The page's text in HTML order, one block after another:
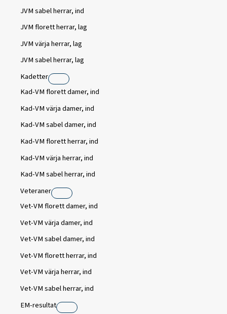
JVM sabel herrar, ind
JVM florett herrar, lag
JVM värja herrar, lag
JVM sabel herrar, lag
Kadetter
Kad-VM florett damer, ind
Kad-VM värja damer, ind
Kad-VM sabel damer, ind
Kad-VM florett herrar, ind
Kad-VM värja herrar, ind
Kad-VM sabel herrar, ind
Veteraner
Vet-VM florett damer, ind
Vet-VM värja damer, ind
Vet-VM sabel damer, ind
Vet-VM florett herrar, ind
Vet-VM värja herrar, ind
Vet-VM sabel herrar, ind
EM-resultat